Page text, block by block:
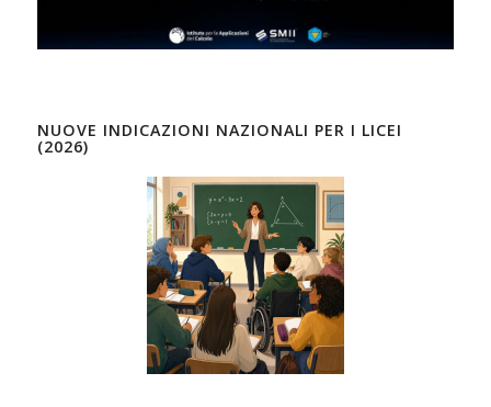
NUOVE INDICAZIONI NAZIONALI PER I LICEI
(2026)